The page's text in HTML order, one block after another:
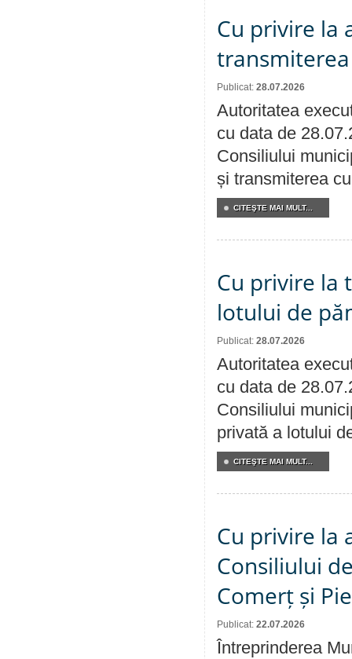
Cu privire la
Publicat: 28.07.2026
Autoritatea
cu data de
Consiliului
și transmiterea
CITEŞTE MAI MULT...
Cu privire la
lotului de
Publicat: 28.07.2026
Autoritatea
cu data de
Consiliului
privată a lotului
CITEŞTE MAI MULT...
Cu privire la
Consiliului
Comerț și
Publicat: 22.07.2026
Întreprinderea